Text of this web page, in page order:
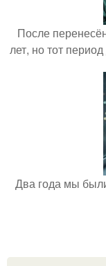
После
лет, но тот
Два года мы